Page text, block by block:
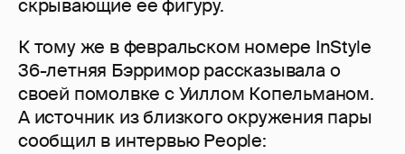
скрывающие ее фигуру.
К тому же в февральском номере InStyle
36-летняя Бэрримор рассказывала о
своей помолвке с Уиллом Копельманом.
А источник из близкого окружения пары
сообщил в интервью People: